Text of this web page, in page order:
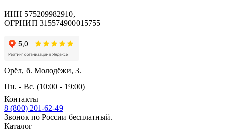
ИНН 575209982910,
ОГРНИП 315574900015755
Орёл, б. Молодёжи, 3.
Пн. - Вс. (10:00 - 19:00)
Контакты
8 (800) 201-62-49
Звонок по России бесплатный.
Каталог